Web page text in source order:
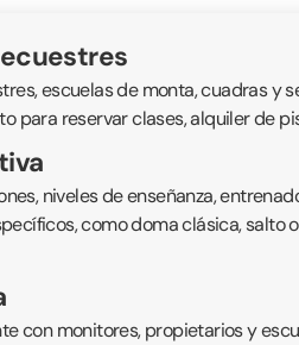
escuelas de monta, cuadras
para reservar clases, alquiler de
niveles de enseñanza,
como doma clásica,
monitores, propietarios y